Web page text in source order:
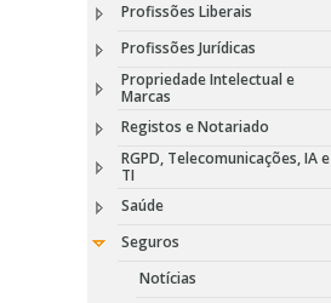
Profissões Liberais
Profissões Jurídicas
Propriedade Intelectual e
Marcas
Registos e Notariado
RGPD, Telecomunicações, IA e
TI
Saúde
Seguros
Notícias